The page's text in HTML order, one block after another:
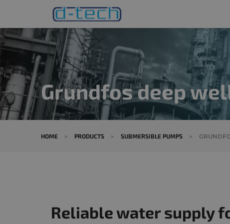
Grundfos deep
HOME > PRODUCTS > SUBMERSIBLE PUMPS >
Reliable water supply